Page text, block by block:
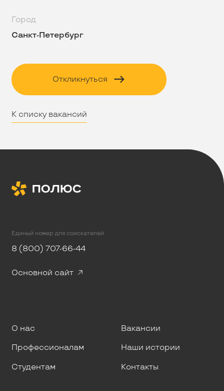
Город
Санкт-Петербург
Откликнуться
К списку вакансий
Единый номер для соискателей
8 (800) 707-66-44
Основной сайт
О нас Вакансии
Профессионалам Наши истории
Студентам Контакты